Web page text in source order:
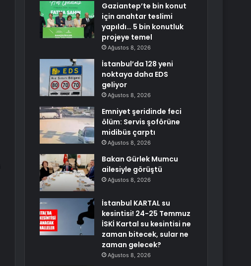
Gaziantep’te bin konut
için anahtar teslimi
yapıldı… 5 bin konutluk
projeye temel
Ağustos 8, 2026
İstanbul’da 128 yeni
noktaya daha EDS
geliyor
Ağustos 8, 2026
Emniyet şeridinde feci
ölüm: Servis şoförüne
midibüs çarptı
Ağustos 8, 2026
Bakan Gürlek Mumcu
ailesiyle görüştü
Ağustos 8, 2026
İstanbul KARTAL su
kesintisi! 24-25 Temmuz
İSKİ Kartal su kesintisi ne
zaman bitecek, sular ne
zaman gelecek?
Ağustos 8, 2026